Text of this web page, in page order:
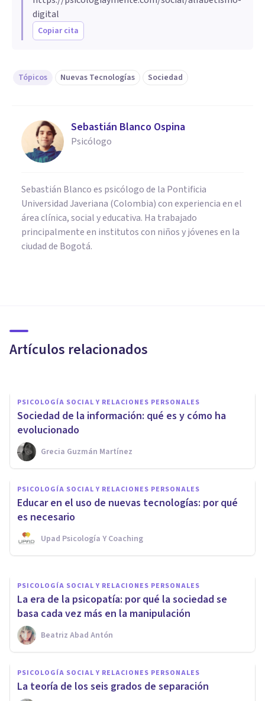
digital
Copiar cita
Tópicos Nuevas Tecnologías Sociedad
Sebastián Blanco Ospina
Psicólogo
Sebastián Blanco es psicólogo de la Pontificia
Universidad Javeriana (Colombia) con experiencia en el
área clínica, social y educativa. Ha trabajado
principalmente en institutos con niños y jóvenes en la
ciudad de Bogotá.
Artículos relacionados
debido a las nuevas
tecnologías
PSICOLOGÍA SOCIAL Y RELACIONES PERSONALES
Sociedad de la información: qué es y cómo ha
evolucionado
Grecia Guzmán Martínez
PSICOLOGÍA SOCIAL Y RELACIONES PERSONALES
Educar en el uso de nuevas tecnologías: por qué
es necesario
Upad Psicología Y Coaching
PSICOLOGÍA SOCIAL Y RELACIONES PERSONALES
El papel de las TIC en nuestra
sociedad actual: ¿cómo usarlas
bien?
Psicotools
PSICOLOGÍA SOCIAL Y RELACIONES PERSONALES
La era de la psicopatía: por qué la sociedad se
basa cada vez más en la manipulación
Beatriz Abad Antón
PSICOLOGÍA SOCIAL Y RELACIONES PERSONALES
La teoría de los seis grados de separación